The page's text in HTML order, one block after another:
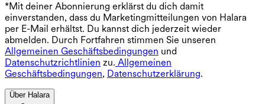
*Mit deiner Abonnierung erklärst du dich damit
einverstanden, dass du Marketingmitteilungen von Halara
per E-Mail erhältst. Du kannst dich jederzeit wieder
abmelden. Durch Fortfahren stimmen Sie unseren
Allgemeinen Geschäftsbedingungen und
Datenschutzrichtlinien zu. Allgemeinen
Geschäftsbedingungen, Datenschutzerklärung.
Über Halara